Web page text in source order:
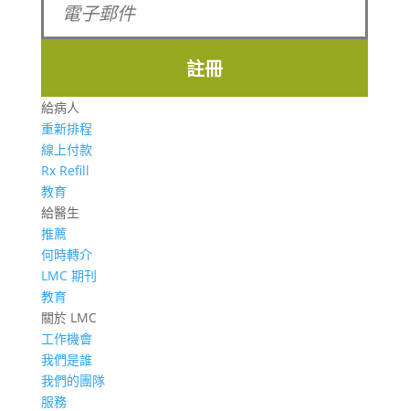
註冊
給病人
重新排程
線上付款
Rx Refill
教育
給醫生
推薦
何時轉介
LMC 期刊
教育
關於 LMC
工作機會
我們是誰
我們的團隊
服務